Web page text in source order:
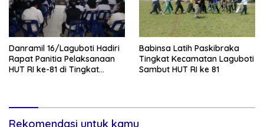
Danramil 16/Laguboti Hadiri
Rapat Panitia Pelaksanaan
HUT RI ke-81 di Tingkat
Babinsa Latih Paskibraka
Tingkat Kecamatan Laguboti
Sambut HUT RI ke 81
Rekomendasi untuk kamu